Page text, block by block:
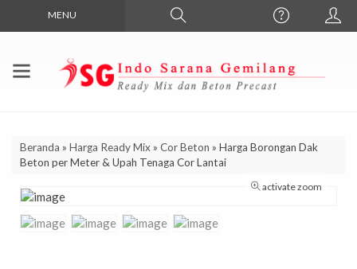
MENU
Beranda » Harga Ready Mix» Cor Beton » Harga Borongan Dak
Beton per Meter & Upah Tenaga Cor Lantai
activate zoom